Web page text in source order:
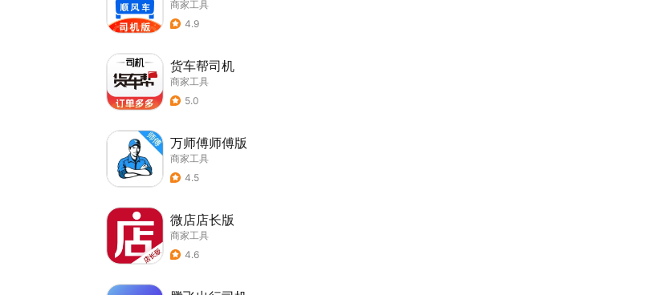
商家工具
4.9
货车帮司机
商家工具
5.0
万师傅师傅版
商家工具
4.5
微店店长版
商家工具
4.6